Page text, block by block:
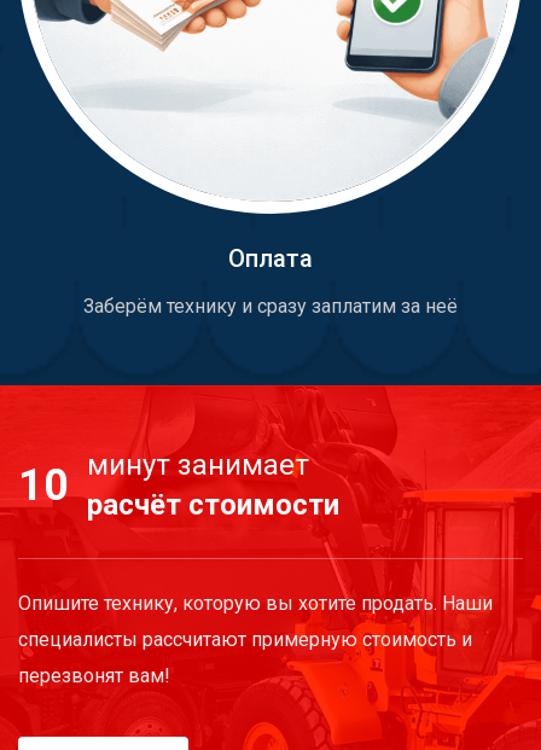
Оплата
Заберём технику и сразу заплатим за неё
10
минут занимает
расчёт стоимости
Опишите технику, которую вы хотите продать. Наши
специалисты рассчитают примерную стоимость и
перезвонят вам!